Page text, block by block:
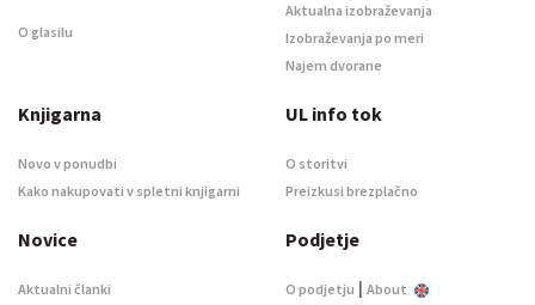
O glasilu
Aktualna izobraževanja
Izobraževanja po meri
Najem dvorane
Knjigarna
Novo v ponudbi
Kako nakupovati v spletni knjigarni
UL info tok
O storitvi
Preizkusi brezplačno
Novice
Aktualni članki
Podjetje
O podjetju | About